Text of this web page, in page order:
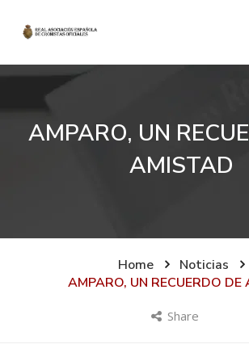
AMPARO, UN
AMISTAD
Home
Noticias
AMPARO, UN RECUERDO DE
Share